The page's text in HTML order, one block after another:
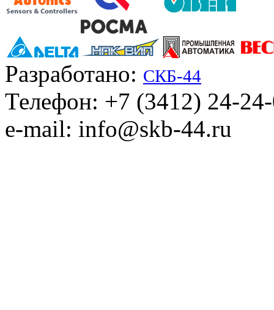
Разработано: СКБ-44
Телефон: +7 (3412) 24-
e-mail: info@skb-44.ru